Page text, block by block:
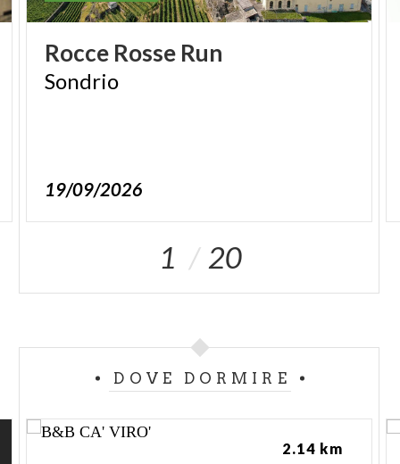
Rocce Rosse Run
Sondrio
19/09/2026
1 20
DOVE DORMIRE
2.14 km